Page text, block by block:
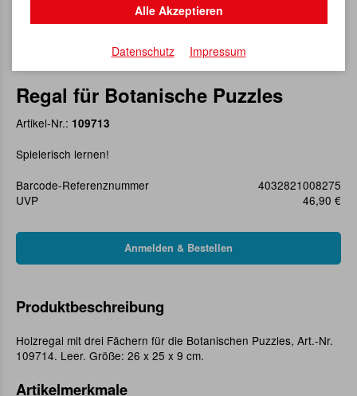
Regal für Botanische Puzzles
Artikel-Nr.: 109713
Spielerisch lernen!
Barcode-Referenznummer
4032821008275
UVP
46,90 €
Produktbeschreibung
Holzregal mit drei Fächern für die Botanischen Puzzles, Art.-Nr.
109714. Leer. Größe: 26 x 25 x 9 cm.
Artikelmerkmale
Alle Akzeptieren
Datenschutz Impressum